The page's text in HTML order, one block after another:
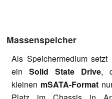
Massenspeicher
Als Speichermedium setzt
ein Solid State Drive,
kleinen mSATA-Format